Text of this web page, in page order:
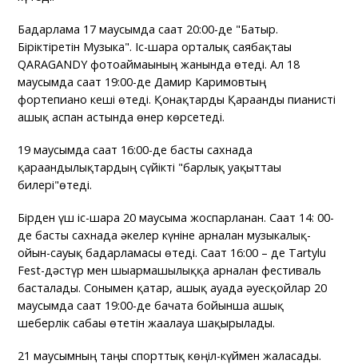
Бағдарлама 17 маусымда сағат 20:00-де "Батыр.
Біріктіретін Музыка". Іс-шара орталық саябақтағы
QARAGANDY фотоаймағының жанында өтеді. Ал 18
маусымда сағат 19:00-де Дамир Каримовтың
фортепиано кеші өтеді. Қонақтарды Қарағанды пианисті
ашық аспан астында өнер көрсетеді.
19 маусымда сағат 16:00-де басты сахнада
қарағандылықтардың сүйікті "барлық уақыттағы
билері"өтеді.
Бірден үш іс-шара 20 маусымға жоспарланған. Сағат 14: 00-
де басты сахнада әкелер күніне арналған музыкалық-
ойын-сауық бағдарламасы өтеді. Сағат 16:00 – де Tartylu
Fest-дәстүр мен шығармашылыққа арналған фестиваль
басталады. Сонымен қатар, ашық ауада әуесқойлар 20
маусымда сағат 19:00-де бачата бойынша ашық
шеберлік сабағы өтетін жағалауға шақырылады.
21 маусымның таңы спорттық көңіл-күймен жалғасады.